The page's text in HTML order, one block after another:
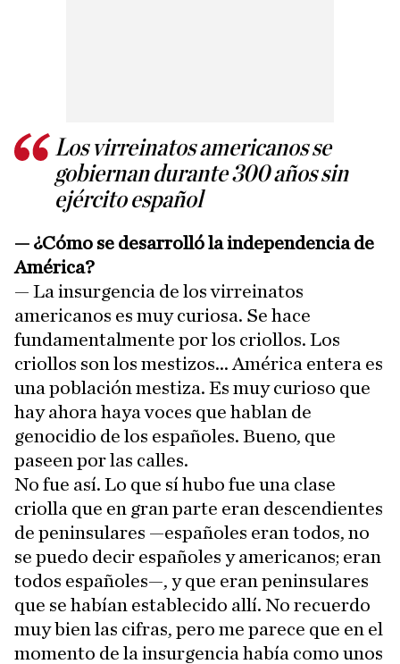
Los virreinatos americanos se
gobiernan durante 300 años sin
ejército español
— ¿Cómo se desarrolló la independencia de
América?
— La insurgencia de los virreinatos
americanos es muy curiosa. Se hace
fundamentalmente por los criollos. Los
criollos son los mestizos... América entera es
una población mestiza. Es muy curioso que
hay ahora haya voces que hablan de
genocidio de los españoles. Bueno, que
paseen por las calles.
No fue así. Lo que sí hubo fue una clase
criolla que en gran parte eran descendientes
de peninsulares —españoles eran todos, no
se puedo decir españoles y americanos; eran
todos españoles—, y que eran peninsulares
que se habían establecido allí. No recuerdo
muy bien las cifras, pero me parece que en el
momento de la insurgencia había como unos